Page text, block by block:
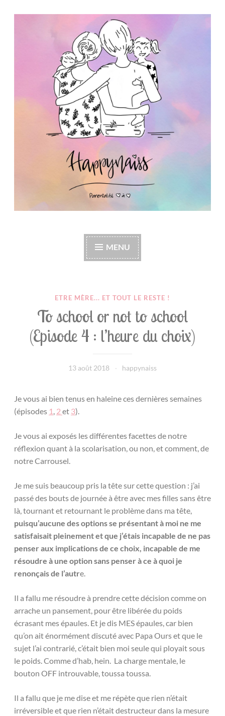
Happynaiss
Parentalité de coeur à coeur
MENU
ETRE MÈRE... ET TOUT LE RESTE !
To school or not to school
(Episode 4 : l’heure du choix)
13 août 2018 happynaiss
Je vous ai bien tenus en haleine ces dernières semaines
(épisodes 1 , 2 et 3).
Je vous ai exposés les différentes facettes de notre
réflexion quant à la scolarisation, ou non, et comment, de
notre Carrousel.
Je me suis beaucoup pris la tête sur cette question : j’ai
passé des bouts de journée à être avec mes filles sans être
là, tournant et retournant le problème dans ma tête,
puisqu’aucune des options se présentant à moi ne me
satisfaisait pleinement et que j’étais incapable de ne pas
penser aux implications de ce choix, incapable de me
résoudre à une option sans penser à ce à quoi je
renonçais de l’autre.
Il a fallu me résoudre à prendre cette décision comme on
arrache un pansement, pour être libérée du poids
écrasant mes épaules. Et je dis MES épaules, car bien
qu’on ait énormément discuté avec Papa Ours et que le
sujet l’ai contrarié, c’était bien moi seule qui ployait sous
le poids. Comme d’hab, hein. La charge mentale, le
bouton OFF introuvable, toussa toussa.
Il a fallu que je me dise et me répète que rien n’était
irréversible et que rien n’était destructeur dans la mesure